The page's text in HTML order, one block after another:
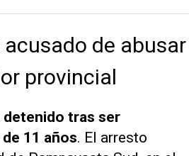
de abusar
provincial
detenido tras ser
11 años. El arresto